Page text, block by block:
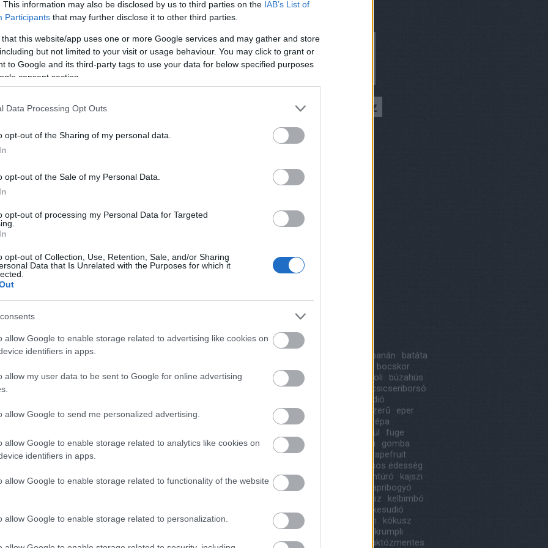
This information may also be disclosed by us to third parties on the IAB’s List of
Participants that may further disclose it to other third parties.
that this website/app uses one or more Google services and may gather and store
but not limited to your visit or usage behaviour. You may click to grant or
to Google and its third-party tags to use your data for below specified purposes
consent section.
Data Processing Opt Outs
opt-out of the Sharing of my personal data.
opt-out of the Sale of my Personal Data.
opt-out of processing my Personal Data for Targeted
opt-out of Collection, Use, Retention, Sale, and/or Sharing
Data that Is Unrelated with the Purposes for which it
allow Google to enable storage related to advertising like cookies on
identifiers in apps.
allow my user data to be sent to Google for online advertising
allow Google to send me personalized advertising.
allow Google to enable storage related to analytics like cookies on
identifiers in apps.
allow Google to enable storage related to functionality of the website
allow Google to enable storage related to personalization.
(Superfood)
id/8892686
értelmében felhasználói tartalomnak minősülnek, értük a
a
víz és az áztatás elvégez minden
készíteni vagy főtt rizsből?
vagy forrásban lévő (bugyogó) vizet
hány óra legyen? 12 vagy 24?
kávészitával történjen?
készítik meg ezt?
dobozos rizs, zab és mandula italok
2016.07.22. 18:58:46
:) Köszönöm, hogy feltetted, lehet, hogy
Archívum
2019 augusztus
2019 július (1
2018 december
2018 október
2018 június
(
2018 május
Tovább...
Címkék
banán
batáta
bocskor
paprika
bonbon brokkoli
búzahús
canelloni cékla
csicseriborsó
dió
édesburgonya
egyszerű
eper
fagylalt farsang
fehérrépa
főzés nélkül
füge
fűszer
gluténmentes gnocchi
gomba
görögdinnye
grapefruit
gyümölcsös édesség
hummusz húsmentes juhtúró
kajszi
kalóriadús
kápia
kapribogyó
keksz
kelbimbó
kesudió
kisbabáknak
koktélparadicsom
kókusz
köret
krumpli
kukorica kuszkusz
laktózmentes